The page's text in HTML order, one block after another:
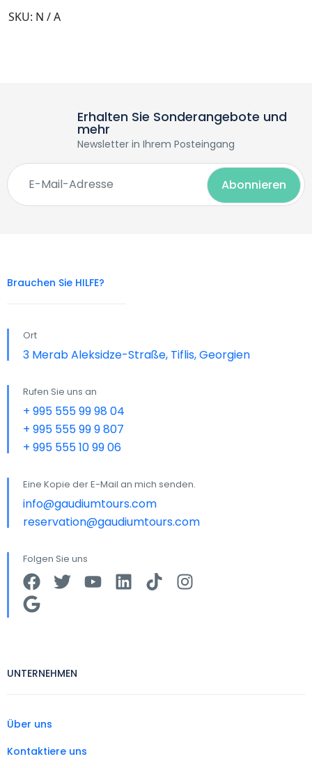
SKU: N / A
Erhalten Sie Sonderangebote und
mehr
Newsletter in Ihrem Posteingang
Brauchen Sie HILFE?
Ort
3 Merab Aleksidze-Straße, Tiflis, Georgien
Rufen Sie uns an
+ 995 555 99 98 04
+ 995 555 99 9 807
+ 995 555 10 99 06
Eine Kopie der E-Mail an mich senden.
info@gaudiumtours.com
reservation@gaudiumtours.com
Folgen Sie uns
UNTERNEHMEN
Über uns
Kontaktiere uns